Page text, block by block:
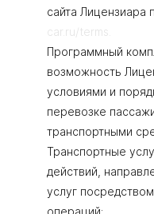
сайта Лицензиара
car.ru/terms.
Программный
возможность
условиями и
перевозке
транспортными
Транспортные
действий,
услуг